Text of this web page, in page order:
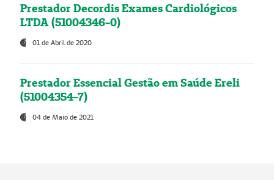
Prestador Decordis Exames Cardiológicos
LTDA (51004346-0)
01 de Abril de 2020
Prestador Essencial Gestão em Saúde Ereli
(51004354-7)
04 de Maio de 2021